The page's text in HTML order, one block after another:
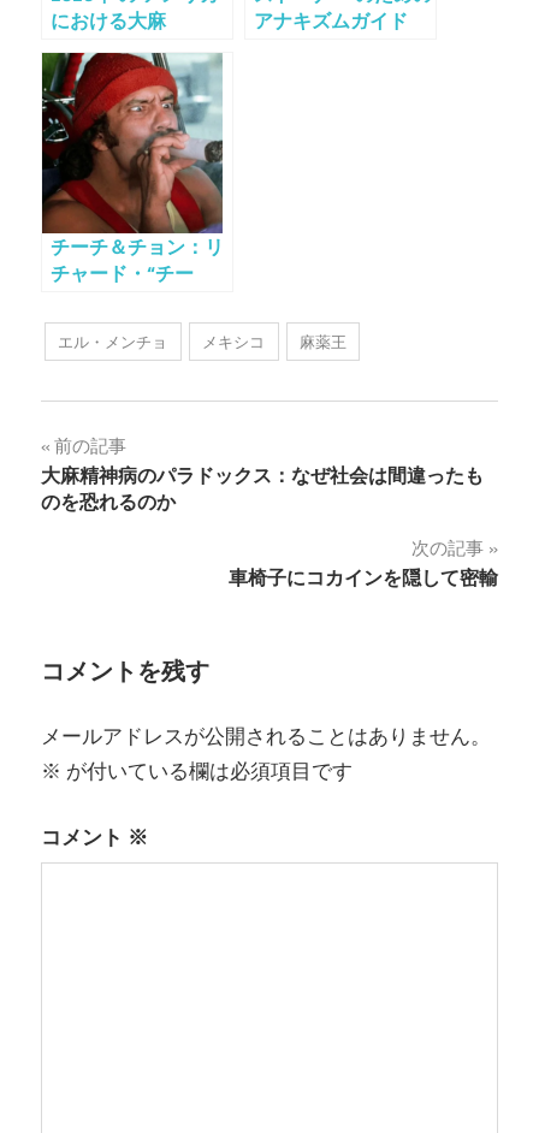
における大麻
アナキズムガイド
チーチ＆チョン：リ
チャード・“チー
タビュー
エル・メンチョ メキシコ 麻薬王
投
稿
ー
シ
ョ
ン
前の記事
大麻精神病のパラドックス：なぜ社会は間違ったも
のを恐れるのか
次の記事
車椅子にコカインを隠して密輸
コメントを残す
メールアドレスが公開されることはありません。
※ が付いている欄は必須項目です
コメント ※